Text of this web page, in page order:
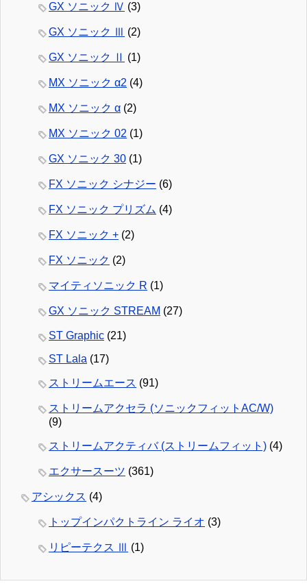
GX ソニック Ⅳ (3)
GX ソニック Ⅲ (2)
GX ソニック Ⅱ (1)
MX ソニック α2 (4)
MX ソニック α (2)
MX ソニック 02 (1)
GX ソニック 30 (1)
FX ソニック シナジー (6)
FX ソニック プリズム (4)
FX ソニック + (2)
FX ソニック (2)
マイティソニック R (1)
GX ソニック STREAM (27)
ST Graphic (21)
ST Lala (17)
ストリームエース (91)
ストリームアクセラ (ソニックフィットAC/W)
(9)
ストリームアクティバ (ストリームフィット) (4)
エクサースーツ (361)
アシックス (4)
トップインパクトライン ライオ (3)
リピーテクス Ⅲ (1)